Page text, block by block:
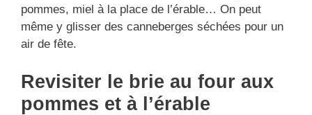
pommes, miel à la place de l’érable… On peut
même y glisser des canneberges séchées pour un
air de fête.
Revisiter le brie au four aux
pommes et à l’érable